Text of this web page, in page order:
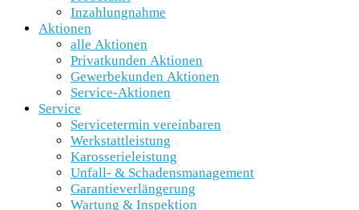
Inzahlungnahme
Aktionen
alle Aktionen
Privatkunden Aktionen
Gewerbekunden Aktionen
Service-Aktionen
Service
Servicetermin vereinbaren
Werkstattleistung
Karosserieleistung
Unfall- & Schadensmanagement
Garantieverlängerung
Wartung & Inspektion